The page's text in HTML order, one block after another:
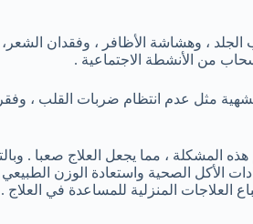
، وهشاشة الأظافر ، وفقدان
من الأنشطة الاجتماعية .
مثل عدم انتظام ضربات القلب ، وفقر
المشكلة ، مما يجعل العلاج صعبا .
الأكل الصحية واستعادة الوزن
العلاجات المنزلية للمساعدة في العلاج .